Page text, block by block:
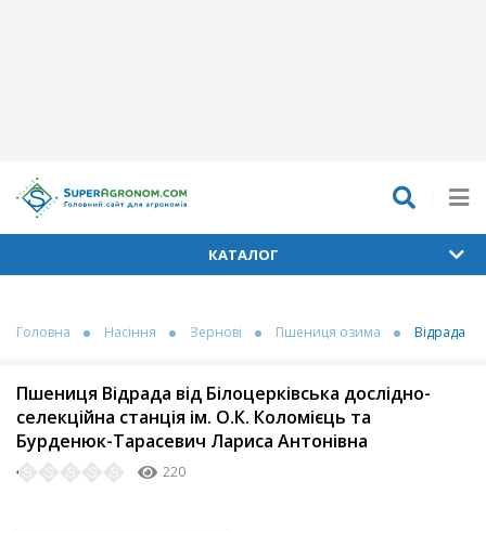
КАТАЛОГ
Головна Насіння Зернові Пшениця озима Відрада
Пшениця Відрада від Білоцерківська дослідно-
селекційна станція ім. О.К. Коломієць та
Бурденюк-Тарасевич Лариса Антонівна
220